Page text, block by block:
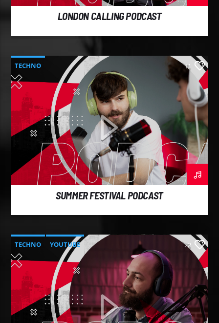
LONDON CALLING PODCAST
TECHNO 11
SUMMER FESTIVAL PODCAST
TECHNO YOUTUBE 22